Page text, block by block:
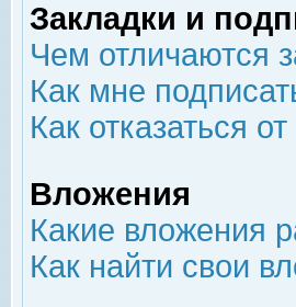
Закладки и
Чем отличаются
Как мне
Как отказаться
Вложения
Какие вложения
Как найти свои